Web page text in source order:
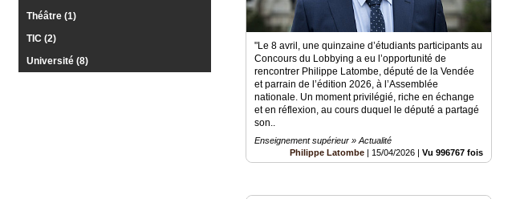
Théâtre (1)
TIC (2)
Université (8)
"Le 8 avril, une quinzaine d’étudiants participants au
Concours du Lobbying a eu l’opportunité de
rencontrer Philippe Latombe, député de la Vendée
et parrain de l’édition 2026, à l’Assemblée
nationale. Un moment privilégié, riche en échange
et en réflexion, au cours duquel le député a partagé
son..
Enseignement supérieur » Actualité
Philippe Latombe | 15/04/2026 |Vu 996767 fois